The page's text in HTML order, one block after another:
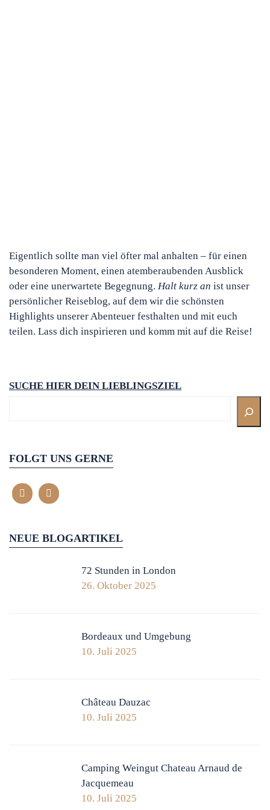
Eigentlich sollte man viel öfter mal anhalten – für einen
besonderen Moment, einen atemberaubenden Ausblick
oder eine unerwartete Begegnung. Halt kurz an ist unser
persönlicher Reiseblog, auf dem wir die schönsten
Highlights unserer Abenteuer festhalten und mit euch
teilen. Lass dich inspirieren und komm mit auf die Reise!
SUCHE HIER DEIN LIEBLINGSZIEL
FOLGT UNS GERNE
NEUE BLOGARTIKEL
72 Stunden in London
26. Oktober 2025
Bordeaux und Umgebung
10. Juli 2025
Château Dauzac
10. Juli 2025
Camping Weingut Chateau Arnaud de
Jacquemeau
10. Juli 2025